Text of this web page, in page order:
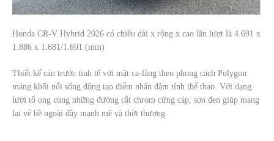
Honda CR-V Hybrid 2026 có chiều dài x rộng x cao lần lượt là 4.691 x
1.886 x 1.681/1.691 (mm)
Thiết kế cản trước tinh tế với mặt ca-lăng theo phong cách Polygon
mảng khối nổi sống động tạo điểm nhấn đậm tính thể thao. Với dạng
lưới tổ ong cùng những đường cắt chrom cứng cáp, sơn đen giúp mang
lại vẻ bề ngoài đầy mạnh mẽ và thời thượng.